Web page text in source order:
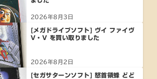
2026年8月3日
[メガドライブソフト] ヴイ ファイヴ
V・V を買い取りました
2026年8月2日
[セガサターンソフト] 怒首領蜂 どど